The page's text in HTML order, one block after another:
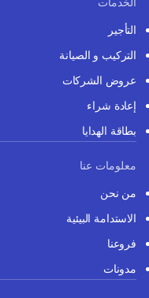
التأجير
التركيب و الصيانة
عروض الشركات
إعادة شراء
بطاقة الهدايا
معلومات عنا
من نحن
الاستدامة البيئية
فروعنا
مدونات